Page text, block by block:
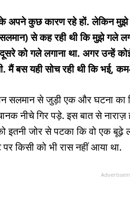
अपने कुछ कारण रहे हों. लेकिन मुझे
से कह रही थी कि मुझे गले
को गले लगाना था. अगर उन्हें
मैं बस यही सोच रही थी कि भई,
सलमान से जुड़ी एक और घटना
नीचे गिर पड़े. इस बात से नाराज़
इतनी जोर से पटका कि वो एक बूढ़े
पर किसी को भी रास नहीं आया था.